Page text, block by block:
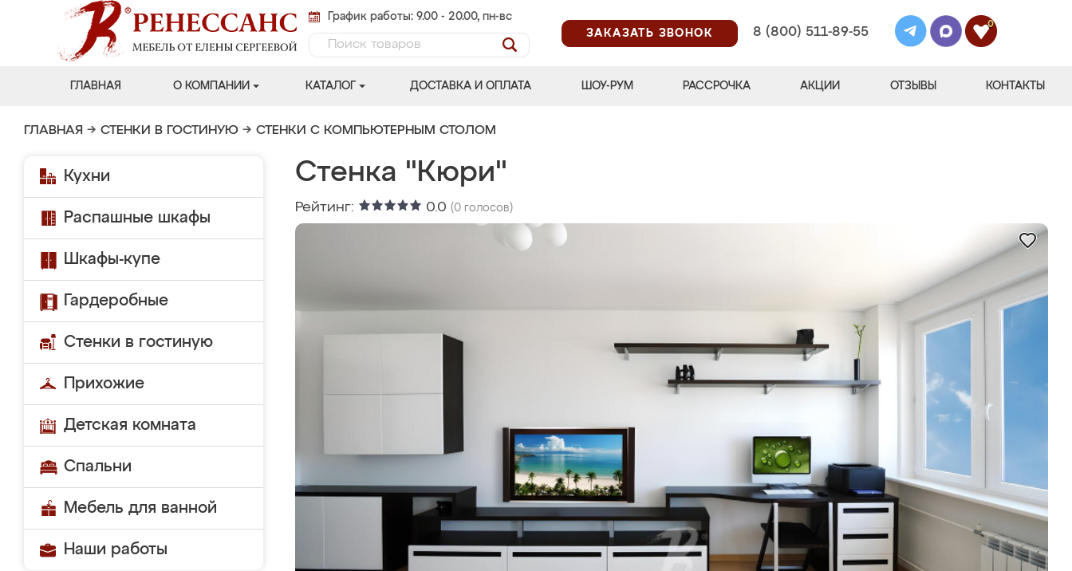
График работы: 9.00 - 20.00, пн-вс
ЗАКАЗАТЬ ЗВОНОК
8 (800) 511-89-55
0
ГЛАВНАЯ О КОМПАНИИ КАТАЛОГ ДОСТАВКА И ОПЛАТА ШОУ-РУМ РАССРОЧКА АКЦИИ ОТЗЫВЫ КОНТАКТЫ
ГЛАВНАЯ → СТЕНКИ В ГОСТИНУЮ → СТЕНКИ С КОМПЬЮТЕРНЫМ СТОЛОМ
Кухни
Распашные шкафы
Шкафы-купе
Гардеробные
Стенки в гостиную
Прихожие
Детская комната
Спальни
Мебель для ванной
Наши работы
Стенка "Кюри"
Рейтинг: 0.0 (0 голосов)